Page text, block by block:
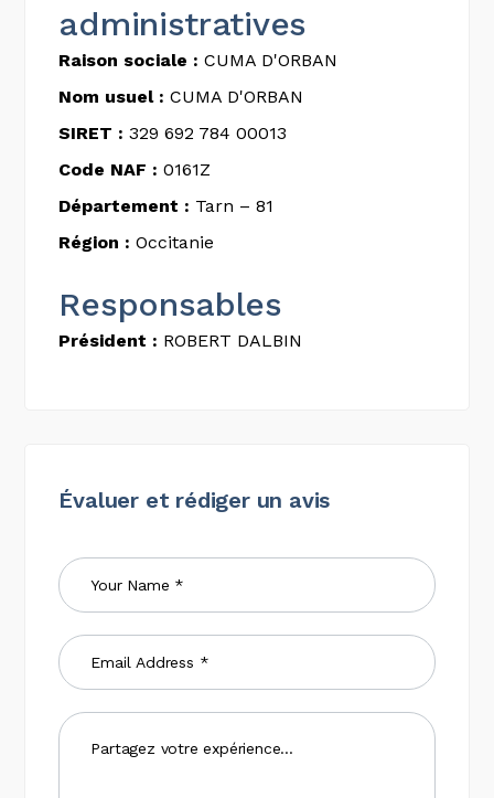
administratives
Raison sociale : CUMA D'ORBAN
Nom usuel : CUMA D'ORBAN
SIRET : 329 692 784 00013
Code NAF : 0161Z
Département : Tarn – 81
Région : Occitanie
Responsables
Président : ROBERT DALBIN
Évaluer et rédiger un avis